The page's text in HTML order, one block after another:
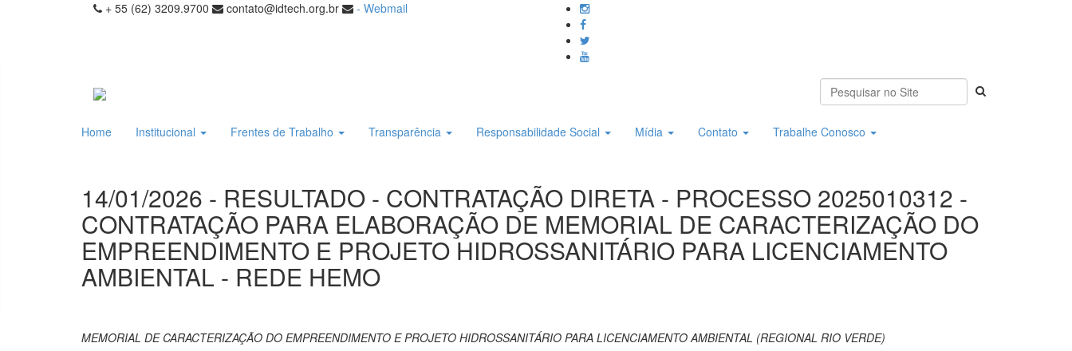
+ 55 (62) 3209.9700 contato@idtech.org.br - Webmail
Home Institucional Frentes de Trabalho Transparência Responsabilidade Social Mídia Contato Trabalhe Conosco
14/01/2026 - RESULTADO - CONTRATAÇÃO DIRETA - PROCESSO 2025010312 -
CONTRATAÇÃO PARA ELABORAÇÃO DE MEMORIAL DE CARACTERIZAÇÃO DO
EMPREENDIMENTO E PROJETO HIDROSSANITÁRIO PARA LICENCIAMENTO
AMBIENTAL - REDE HEMO
MEMORIAL DE CARACTERIZAÇÃO DO EMPREENDIMENTO E PROJETO HIDROSSANITÁRIO PARA LICENCIAMENTO AMBIENTAL (REGIONAL RIO VERDE)